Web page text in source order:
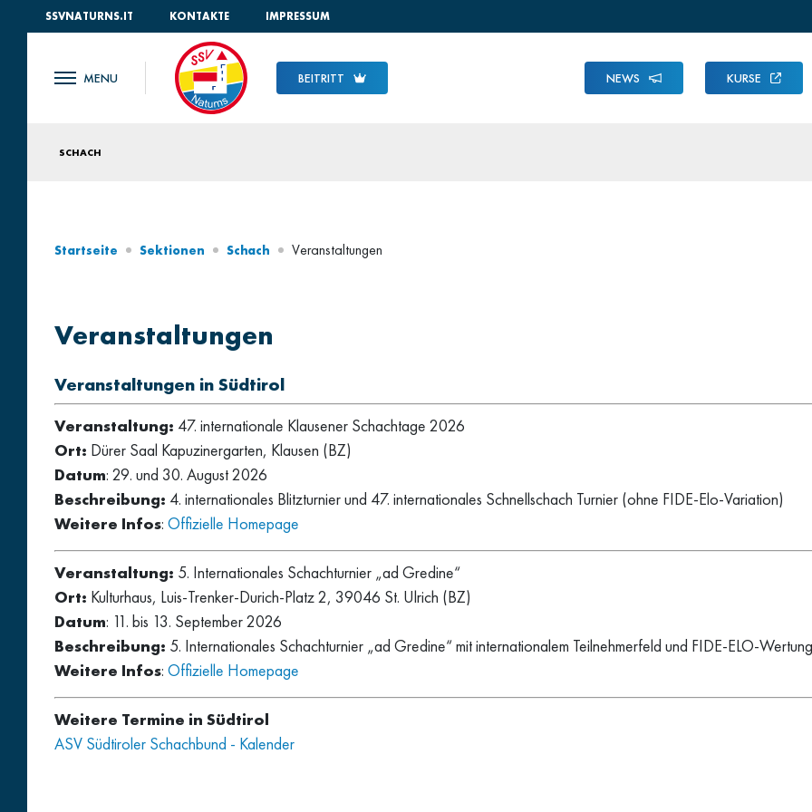
SSVNATURNS.IT KONTAKTE IMPRESSUM
BEITRITT NEWS KURSE
SCHACH
Startseite Sektionen Schach Veranstaltungen
Veranstaltungen
Veranstaltungen in Südtirol
Veranstaltung: 47. internationale Klausener Schachtage 2026
Ort: Dürer Saal Kapuzinergarten, Klausen (BZ)
Datum: 29. und 30. August 2026
Beschreibung: 4. internationales Blitzturnier und 47. internationales Schnellschach Turnier (ohne FIDE-Elo-Variation)
Weitere Infos: Offizielle Homepage
Veranstaltung: 5. Internationales Schachturnier „ad Gredine“
Ort: Kulturhaus, Luis-Trenker-Durich-Platz 2, 39046 St. Ulrich (BZ)
Datum: 11. bis 13. September 2026
Beschreibung: 5. Internationales Schachturnier „ad Gredine“ mit internationalem Teilnehmerfeld und FIDE-ELO-Wertung
Weitere Infos: Offizielle Homepage
Weitere Termine in Südtirol
ASV Südtiroler Schachbund - Kalender